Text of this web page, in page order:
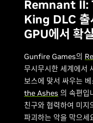
Remnant II:
King DLC
GPU에서 확
Gunfire Games의
무시무시한 세계에서
보스에 맞서 싸우는
the Ashes 의 속편입
친구와 협력하여 미지
파괴하는 악을 막으세